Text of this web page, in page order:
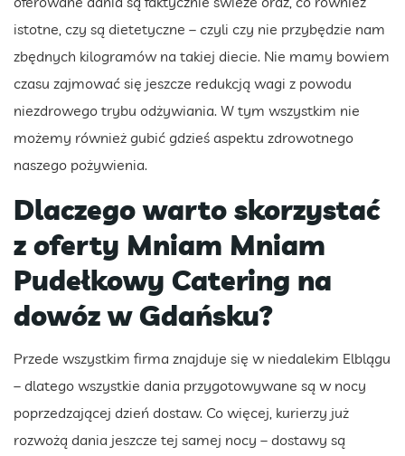
istotne, czy są dietetyczne – czyli czy nie przybędzie nam
zbędnych kilogramów na takiej diecie. Nie mamy bowiem
czasu zajmować się jeszcze redukcją wagi z powodu
niezdrowego trybu odżywiania. W tym wszystkim nie
możemy również gubić gdzieś aspektu zdrowotnego
naszego pożywienia.
Dlaczego warto skorzystać
z oferty Mniam Mniam
Pudełkowy Catering na
dowóz w Gdańsku?
Przede wszystkim firma znajduje się w niedalekim Elblągu
– dlatego wszystkie dania przygotowywane są w nocy
poprzedzającej dzień dostaw. Co więcej, kurierzy już
rozwożą dania jeszcze tej samej nocy – dostawy są